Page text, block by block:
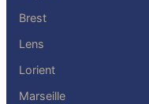
Brest
Lens
Lorient
Marseille